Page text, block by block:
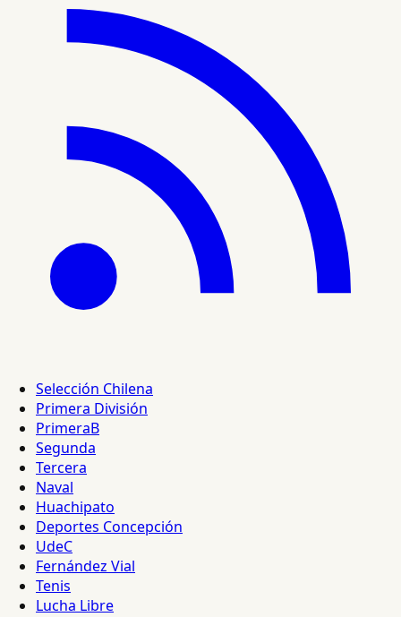
Selección Chilena
Primera División
PrimeraB
Segunda
Tercera
Naval
Huachipato
Deportes Concepción
UdeC
Fernández Vial
Tenis
Lucha Libre